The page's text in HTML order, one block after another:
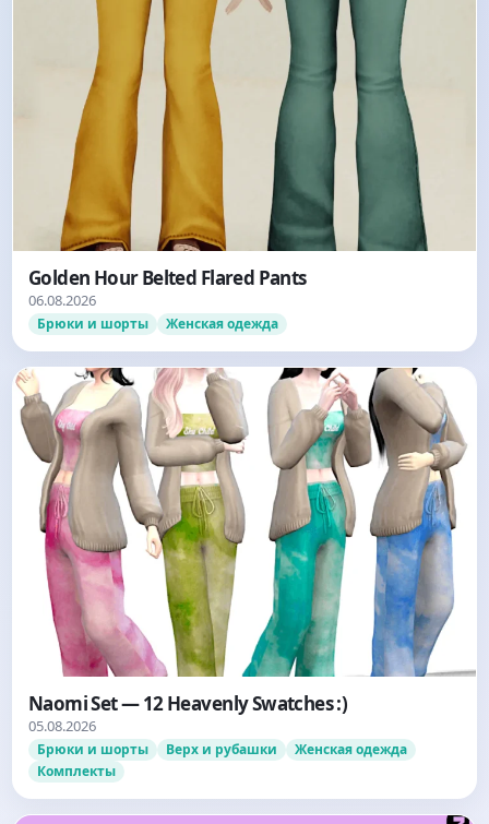
Golden Hour Belted Flared Pants
06.08.2026
Брюки и шорты Женская одежда
Naomi Set — 12 Heavenly Swatches :)
05.08.2026
Брюки и шорты Верх и рубашки
Женская одежда
Комплекты